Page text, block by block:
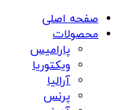
صفحه اصلی
محصولات
پارامیس
ویکتوریا
آرالیا
پرنس